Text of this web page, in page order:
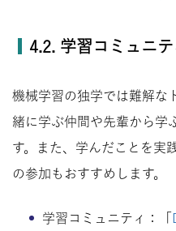
4.2. 学習コミュニ
機械学習の独学では難解な
緒に学ぶ仲間や先輩から学
す。また、学んだことを実
の参加もおすすめします。
学習コミュニティ：「